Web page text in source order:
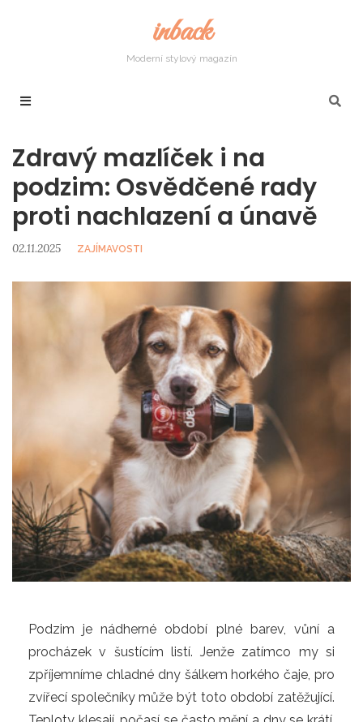
inback
Moderní stylový magazín
Zdravý mazlíček i na
podzim: Osvědčené rady
proti nachlazení a únavě
02.11.2025 ZAJÍMAVOSTI
Podzim je nádherné období plné barev, vůní a
procházek v šustícím listí. Jenže zatímco my si
zpříjemníme chladné dny šálkem horkého čaje, pro
zvířecí společníky může být toto období zatěžující.